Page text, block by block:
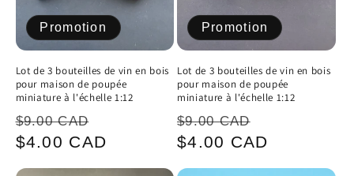
Promotion
Lot de 3 bouteilles de vin en bois
pour maison de poupée
miniature à l'échelle 1:12
Prix
habituel
$9.00 CAD
promotionnel
$4.00 CAD
Promotion
Lot de 3 bouteilles de vin en bois
pour maison de poupée
miniature à l'échelle 1:12
Prix
habituel
$9.00 CAD
$4.00 CAD